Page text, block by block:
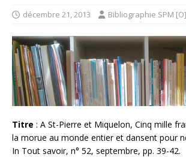
décembre 21, 2013 Bibliographie SPM [O]
Titre : A St-Pierre et Miquelon, Cinq mille
la morue au monde entier et dansent pour
In Tout savoir, n° 52, septembre, pp. 39-42.